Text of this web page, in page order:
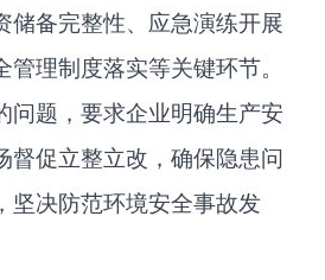
储备完整性、应急演练开展
管理制度落实等关键环节。
问题，要求企业明确生产安
督促立整立改，确保隐患问
坚决防范环境安全事故发